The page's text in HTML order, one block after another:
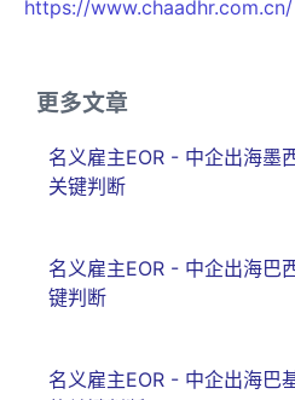
https://www.chaadhr.com.cn/
更多文章
名义雇主EOR - 中企出海墨
关键判断
名义雇主EOR - 中企出海巴
键判断
名义雇主EOR - 中企出海巴